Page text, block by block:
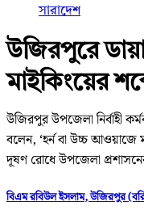
সারাদেশ
উজিরপুরে
মাইকিংয়ের
উজিরপুর উপজেলা নির্বাহী
বলেন, ‘হর্ন বা উচ্চ আওয়াজে
দূষণ রোধে উপজেলা
বিএম রবিউল ইসলাম, উজিরপুর